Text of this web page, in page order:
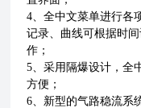
4、全中文菜单进行各
记录、曲线可根据时
作；
5、采用隔爆设计，全
方便；
6、新型的气路稳流系